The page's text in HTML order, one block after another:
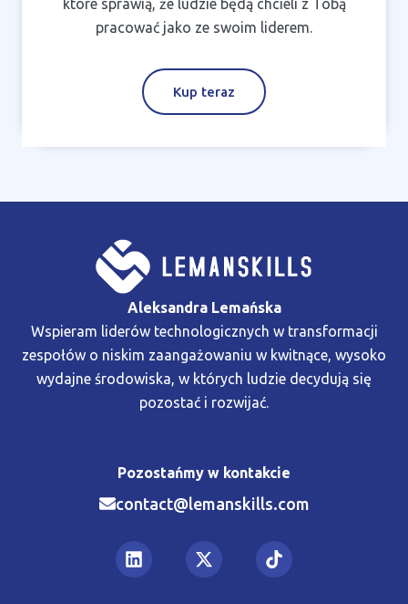
które sprawią, że ludzie będą chcieli z Tobą
pracować jako ze swoim liderem.
Kup teraz
Aleksandra Lemańska
Wspieram liderów technologicznych w transformacji
zespołów o niskim zaangażowaniu w kwitnące, wysoko
wydajne środowiska, w których ludzie decydują się
pozostać i rozwijać.
Pozostańmy w kontakcie
contact@lemanskills.com​